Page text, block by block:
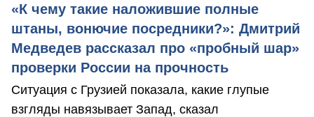
«К чему такие наложившие полные
штаны, вонючие посредники?»: Дмитрий
Медведев рассказал про «пробный шар»
проверки России на прочность
Ситуация с Грузией показала, какие глупые
взгляды навязывает Запад, сказал